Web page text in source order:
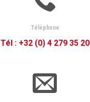
Téléphone
Tél : +32 (0) 4 279 35 20